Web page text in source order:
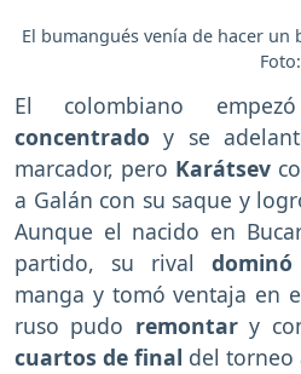
El bumangués venía de hacer
El colombiano
concentradoy se
marcador, pero Karátsev
a Galán con su saque y
Aunque el nacido en
partido, su rival dominó
manga y tomó ventaja en
ruso pudo remontary
cuartos de final del torneo